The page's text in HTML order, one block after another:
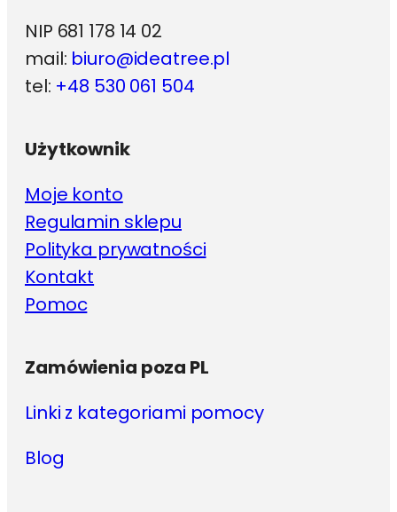
NIP 681 178 14 02
mail: biuro@ideatree.pl
tel: +48 530 061 504
Użytkownik
Moje konto
Regulamin sklepu
Polityka prywatności
Kontakt
Pomoc
Zamówienia poza PL
Linki z kategoriami pomocy
Blog